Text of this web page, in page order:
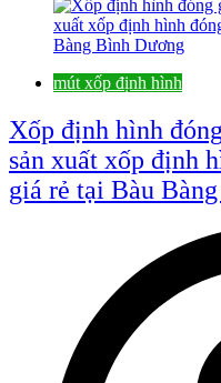
mút xốp định hình
Xốp định hình
sản xuất xốp định
giá rẻ tại Bàu